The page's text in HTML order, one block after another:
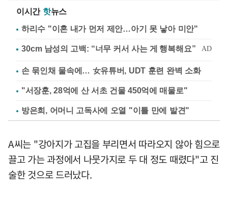
이시간 핫뉴스
하리수 "이혼 내가 먼저 제안…아기 못 낳아 미안"
손 묶인채 물속에… 女유튜버, UDT 훈련 완벽 소화
"서장훈, 28억에 산 서초 건물 450억에 매물로"
방은희, 어머니 고독사에 오열 "이틀 만에 발견"
A씨는 "강아지가 고집을 부리면서 따라오지 않아 힘으로
끌고 가는 과정에서 나뭇가지로 두 대 정도 때렸다"고 진
술한 것으로 드러났다.